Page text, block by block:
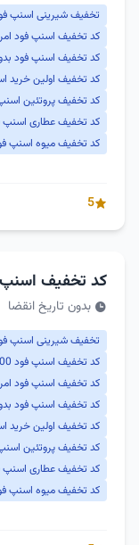
تخفیف شیرینی اسنپ
کد تخفیف اسنپ فود
کد تخفیف اسنپ فود
کد تخفیف اولین خرید
کد تخفیف پروتئین
کد تخفیف عطاری اسنپ
کد تخفیف میوه اسنپ
5
کد تخفیف
بدون تاریخ انقضا
تخفیف شیرینی اسنپ
کد تخفیف اسنپ فود 100 هزار تومانی
کد تخفیف اسنپ فود
کد تخفیف اسنپ فود
کد تخفیف اولین خرید
کد تخفیف پروتئین
کد تخفیف عطاری اسنپ
کد تخفیف میوه اسنپ